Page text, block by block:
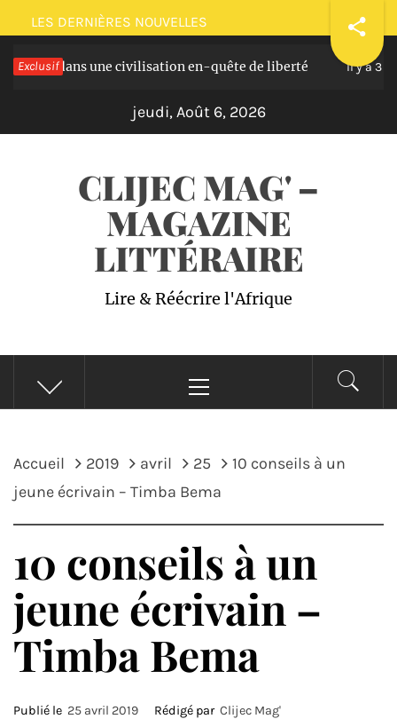
Passer
au
contenu
LES DERNIÈRES NOUVELLES
Exclusif
dans une civilisation en-quête de liberté Il y a 3 ans
jeudi, Août 6, 2026
CLIJEC MAG' –
MAGAZINE
LITTÉRAIRE
Lire & Réécrire l'Afrique
principal
Accueil 2019 avril 25
10 conseils à un
jeune écrivain – Timba Bema
10 conseils à un
jeune écrivain –
Timba Bema
Publié le 25 avril 2019 Rédigé par Clijec Mag'